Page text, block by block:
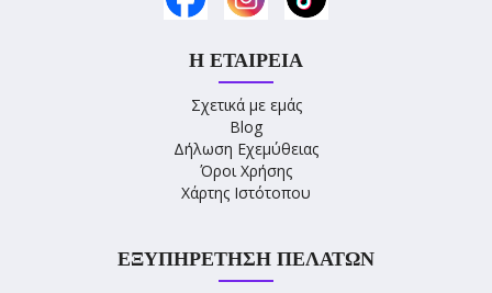
Η ΕΤΑΙΡΕΊΑ
Σχετικά με εμάς
Blog
Δήλωση Εχεμύθειας
Όροι Χρήσης
Χάρτης Ιστότοπου
ΕΞΥΠΗΡΈΤΗΣΗ ΠΕΛΑΤΏΝ